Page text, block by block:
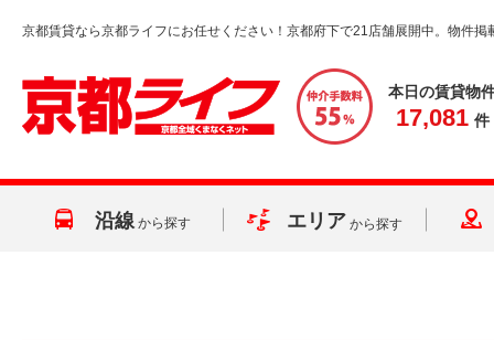
京都賃貸なら京都ライフにお任せください！京都府下で21店舗展開中。物件掲
本日の賃貸物
17,081 件
沿線 から探す エリア から探す